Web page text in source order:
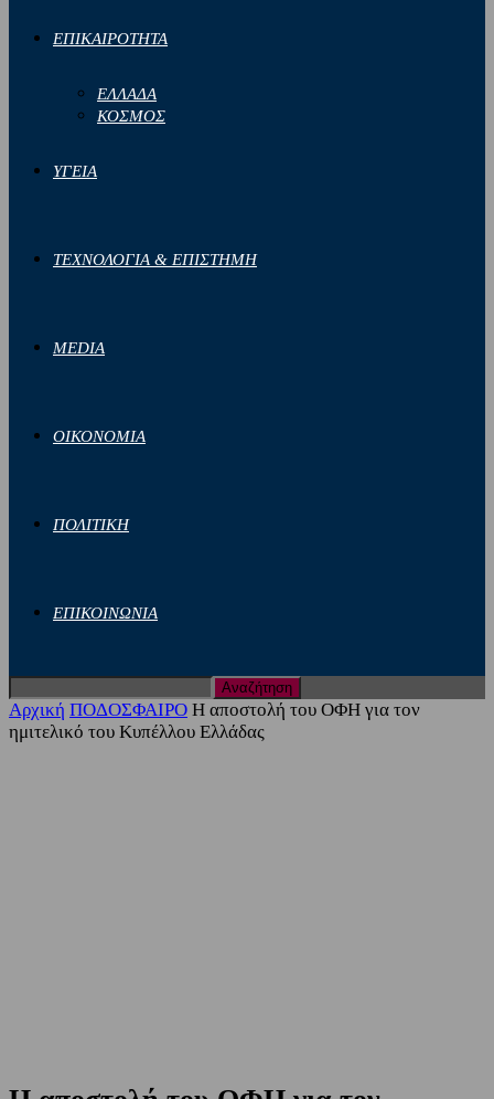
ΕΠΙΚΑΙΡΟΤΗΤΑ
ΕΛΛΑΔΑ
ΚΟΣΜΟΣ
ΥΓΕΙΑ
ΤΕΧΝΟΛΟΓΙΑ & ΕΠΙΣΤΗΜΗ
MEDIA
ΟΙΚΟΝΟΜΙΑ
ΠΟΛΙΤΙΚΗ
ΕΠΙΚΟΙΝΩΝΙΑ
Αρχική ΠΟΔΟΣΦΑΙΡΟ Η αποστολή του ΟΦΗ για τον
ημιτελικό του Κυπέλλου Ελλάδας